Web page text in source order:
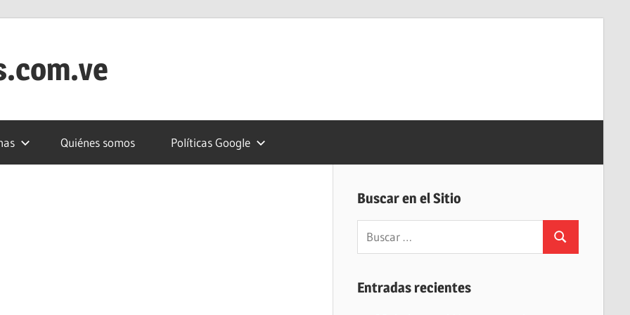
Quiénes somos Políticas Google
Buscar en el Sitio
Buscar:
Buscar
Entradas recientes